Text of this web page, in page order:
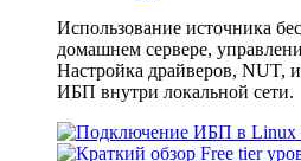
Использование источника
домашнем сервере,
Настройка драйверов, NUT,
ИБП внутри локальной сети.